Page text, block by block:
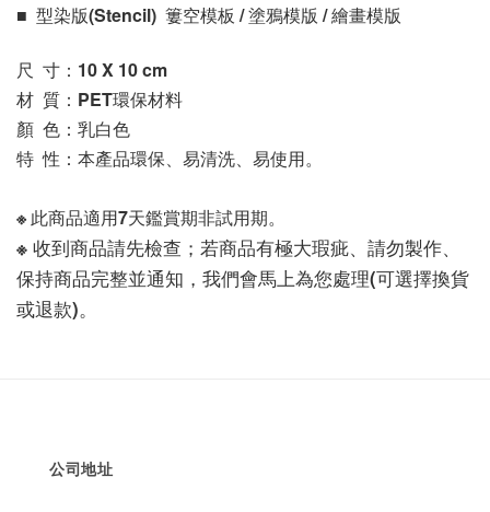
■  型染版(Stencil)  簍空模板 / 塗鴉模版 / 繪畫模版
尺  寸：10 X 10 cm
材  質：PET環保材料
顏  色：乳白色
特  性：本產品環保、易清洗、易使用。
※ 此商品適用7天鑑賞期非試用期。
※ 收到商品請先檢查；若商品有極大瑕疵、請勿製作、
保持商品完整並通知，我們會馬上為您處理(可選擇換貨
或退款)。
公司地址